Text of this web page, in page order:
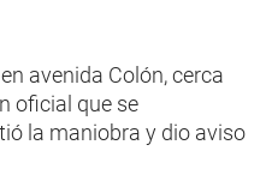
avenida Colón, cerca
oficial que se
la maniobra y dio aviso